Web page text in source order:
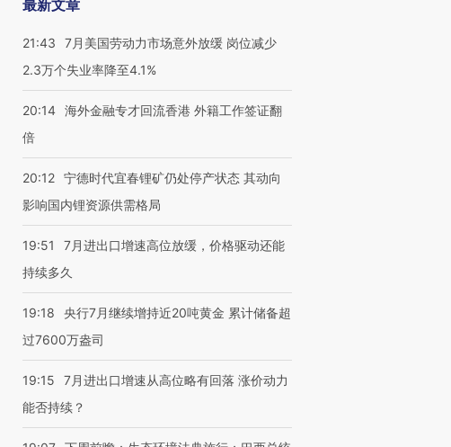
最新文章
21:43
7月美国劳动力市场意外放缓 岗位减少
2.3万个失业率降至4.1%
20:14 海外金融专才回流香港 外籍工作签证翻
倍
20:12 宁德时代宜春锂矿仍处停产状态 其动向
影响国内锂资源供需格局
19:51
7月进出口增速高位放缓，价格驱动还能
持续多久
19:18
央行7月继续增持近20吨黄金 累计储备超
过7600万盎司
19:15
7月进出口增速从高位略有回落 涨价动力
能否持续？